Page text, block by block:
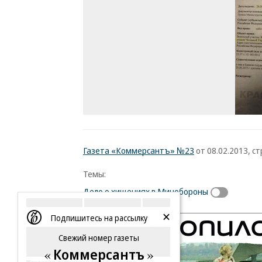
Газета «Коммерсантъ» №23 от 08.02.2013,
Темы:
Дело о хищениях в Минобороны
Подпишитесь на рассылку
Свежий номер газеты
Коммерсантъ